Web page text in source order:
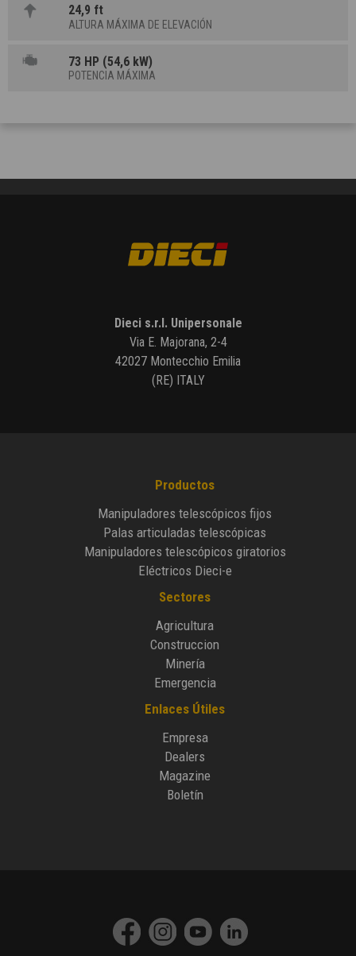
24,9 ft
ALTURA MÁXIMA DE ELEVACIÓN
73 HP (54,6 kW)
POTENCIA MÁXIMA
Dieci s.r.l. Unipersonale
Via E. Majorana, 2-4
42027 Montecchio Emilia
(RE) ITALY
Productos
Manipuladores telescópicos fijos
Palas articuladas telescópicas
Manipuladores telescópicos giratorios
Eléctricos Dieci-e
Sectores
Agricultura
Construccion
Minería
Emergencia
Enlaces Útiles
Empresa
Dealers
Magazine
Boletín